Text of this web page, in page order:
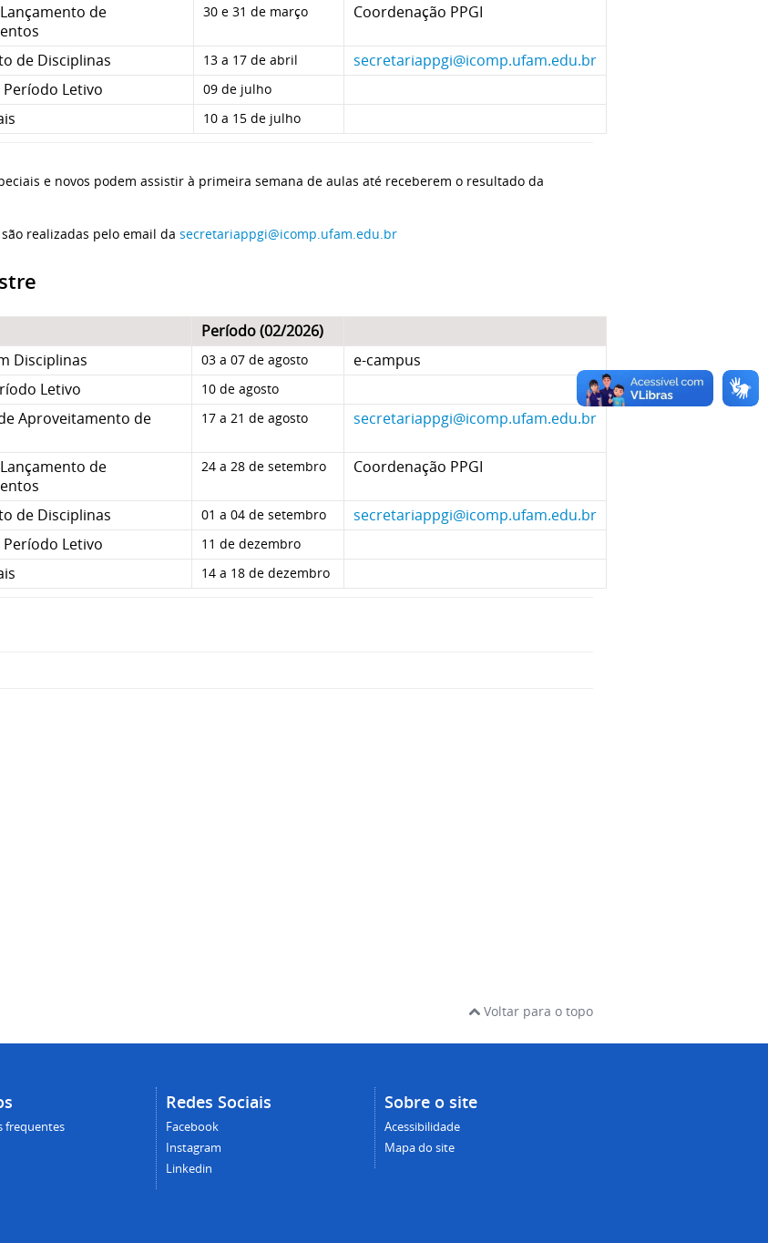
de
30 e 31 de março Coordenação PPGI
de Disciplinas 13 a 17 de abril
secretariappgi@icomp.ufam.edu.br
Letivo
09 de julho
10 a 15 de julho
e novos podem assistir à primeira semana de aulas até receberem o resultado da
realizadas pelo email da secretariappgi@icomp.ufam.edu.br
Período (02/2026)
Disciplinas
03 a 07 de agosto
e-campus
Letivo
10 de agosto
Aproveitamento de
17 a 21 de agosto secretariappgi@icomp.ufam.edu.br
de
24 a 28 de setembro Coordenação PPGI
de Disciplinas 01 a 04 de setembro
secretariappgi@icomp.ufam.edu.br
Letivo
11 de dezembro
14 a 18 de dezembro
Voltar para o topo
frequentes
Redes Sociais
Facebook
Instagram
Linkedin
Sobre o site
Acessibilidade
Mapa do site